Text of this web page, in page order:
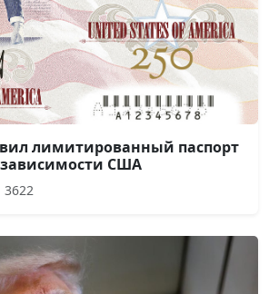
лимитированный паспорт
США
3622